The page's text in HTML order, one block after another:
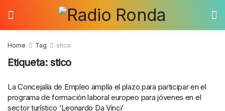
Home Tag stico
Etiqueta: stico
La Concejalía de Empleo amplía el plazo para participar en el
programa de formación laboral europeo para jóvenes en el
sector turístico ‘Leonardo Da Vinci’